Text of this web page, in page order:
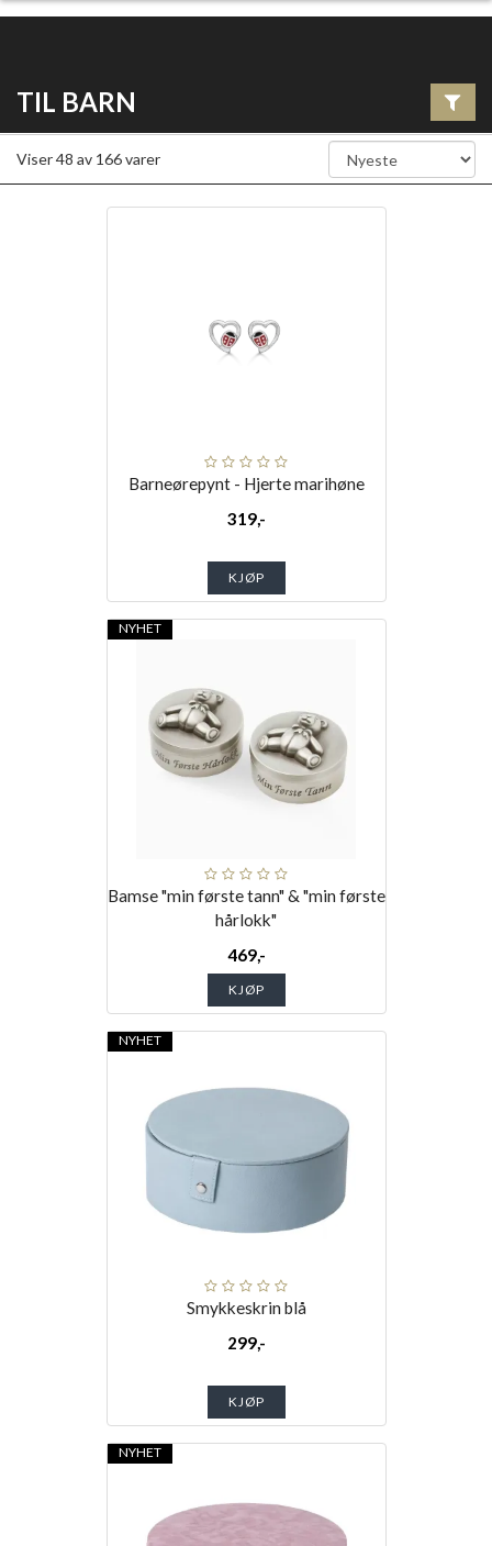
TIL BARN
Viser48 av 166varer
Barneørepynt - Hjerte marihøne
319,-
KJØP
NYHET
Bamse "min første tann" & "min første
hårlokk"
469,-
KJØP
NYHET
Smykkeskrin blå
299,-
KJØP
NYHET